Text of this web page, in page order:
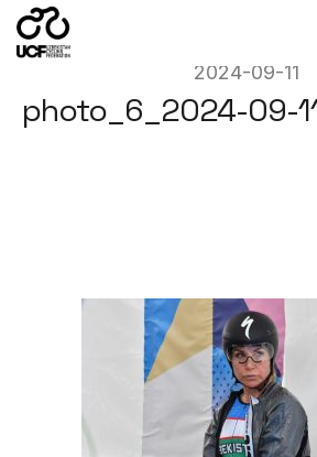
2024-09-11
photo_6_2024-09-